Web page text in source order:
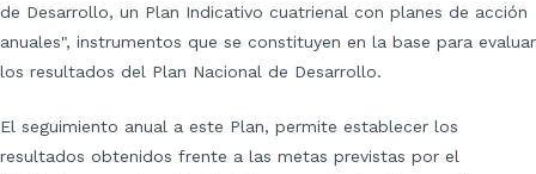
de Desarrollo, un Plan Indicativo cuatrienal con planes de acción
anuales", instrumentos que se constituyen en la base para evaluar
los resultados del Plan Nacional de Desarrollo.
El seguimiento anual a este Plan, permite establecer los
resultados obtenidos frente a las metas previstas por el